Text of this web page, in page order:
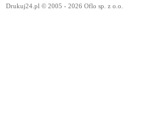
Drukuj24.pl © 2005 - 2026 Oflo sp. z o.o.